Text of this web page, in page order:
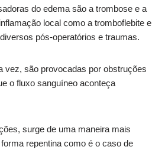
do edema são a trombose e a
local como a tromboflebite e
pós-operatórios e traumas.
vez, são provocadas por obstruções
o fluxo sanguíneo aconteça
surge de uma maneira mais
repentina como é o caso de